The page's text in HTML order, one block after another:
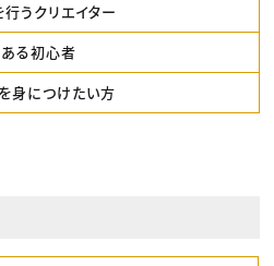
うクリエイター
る初心者
身につけたい方